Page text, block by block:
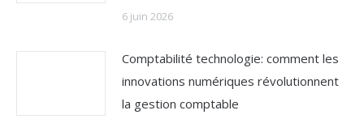
6 juin 2026
Comptabilité technologie: comment les
innovations numériques révolutionnent
la gestion comptable